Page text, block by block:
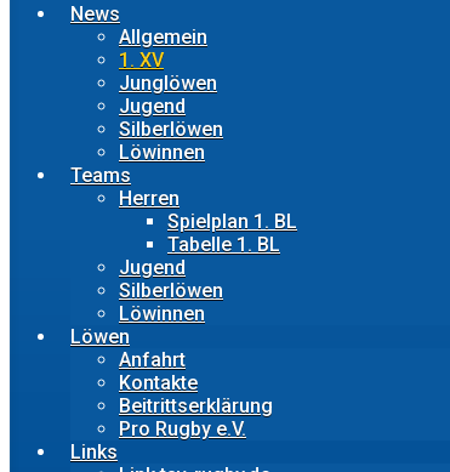
News
Allgemein
1. XV
Junglöwen
Jugend
Silberlöwen
Löwinnen
Teams
Herren
Spielplan 1. BL
Tabelle 1. BL
Jugend
Silberlöwen
Löwinnen
Löwen
Anfahrt
Kontakte
Beitrittserklärung
Pro Rugby e.V.
Links